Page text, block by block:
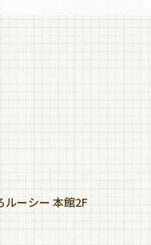
ルーシー 本館2F